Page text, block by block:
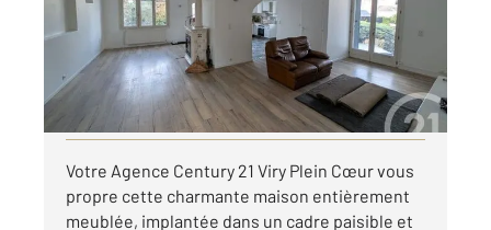
Maison à louer
1 890 €
par mois charges comprises
Visiter le site dédié
Votre Agence Century 21 Viry Plein Cœur vous
propre cette charmante maison entièrement
meublée, implantée dans un cadre paisible et